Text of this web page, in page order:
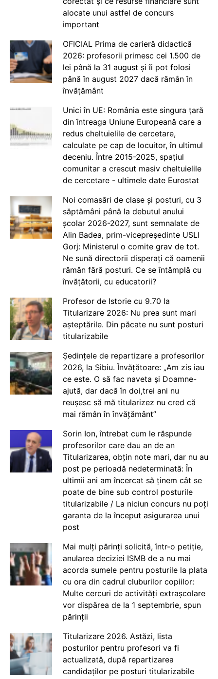
alocate unui astfel de concurs
important
OFICIAL Prima de carieră didactică
2026: profesorii primesc cei 1.500 de
lei până la 31 august și îi pot folosi
până în august 2027 dacă rămân în
învățământ
Unici în UE: România este singura țară
din întreaga Uniune Europeană care a
redus cheltuielile de cercetare,
calculate pe cap de locuitor, în ultimul
deceniu. Între 2015-2025, spațiul
comunitar a crescut masiv cheltuielile
de cercetare - ultimele date Eurostat
Noi comasări de clase și posturi, cu 3
săptămâni până la debutul anului
școlar 2026-2027, sunt semnalate de
Alin Badea, prim-vicepreședinte USLI
Gorj: Ministerul o comite grav de tot.
Ne sună directorii disperați că oamenii
rămân fără posturi. Ce se întâmplă cu
învățătorii, cu educatorii?
Profesor de Istorie cu 9.70 la
Titularizare 2026: Nu prea sunt mari
așteptările. Din păcate nu sunt posturi
titularizabile
Ședințele de repartizare a profesorilor
2026, la Sibiu. Învățătoare: „Am zis iau
ce este. O să fac naveta și Doamne-
ajută, dar dacă în doi,trei ani nu
reușesc să mă titularizez nu cred că
mai rămân în învățământ”
Sorin Ion, întrebat cum le răspunde
profesorilor care dau an de an
Titularizarea, obțin note mari, dar nu au
post pe perioadă nedeterminată: În
ultimii ani am încercat să ținem cât se
poate de bine sub control posturile
titularizabile / La niciun concurs nu poți
garanta de la început asigurarea unui
post
Mai mulți părinți solicită, într-o petiție,
anularea deciziei ISMB de a nu mai
acorda sumele pentru posturile la plata
cu ora din cadrul cluburilor copiilor:
Multe cercuri de activități extrașcolare
vor dispărea de la 1 septembrie, spun
părinții
Titularizare 2026. Astăzi, lista
posturilor pentru profesori va fi
actualizată, după repartizarea
candidaților pe posturi titularizabile